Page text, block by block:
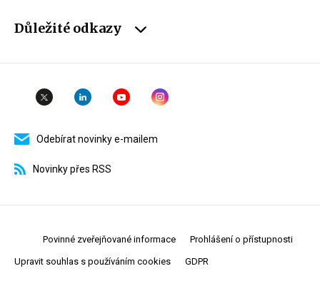
Důležité odkazy
Odebírat novinky e-mailem
Novinky přes RSS
Povinné zveřejňované informace Prohlášení o přístupnosti
Upravit souhlas s používáním cookies GDPR